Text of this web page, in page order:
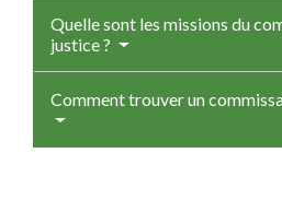
Quelle sont les missions du
justice ?
Comment trouver un